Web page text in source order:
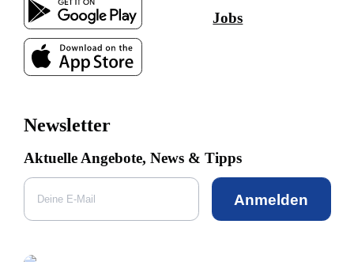
Jobs
Newsletter
Aktuelle Angebote, News & Tipps
Anmelden